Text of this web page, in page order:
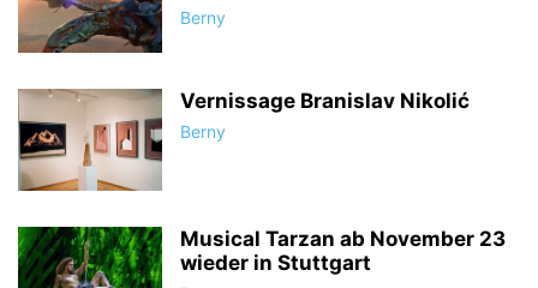
Berny
Vernissage Branislav Nikolić
Berny
Musical Tarzan ab November 23
wieder in Stuttgart